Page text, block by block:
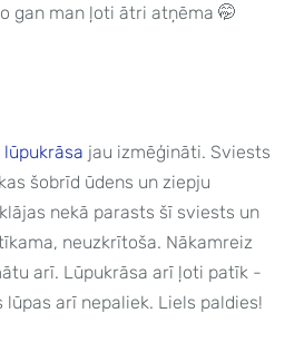
gan man ļoti ātri atņēma 🤭
lūpukrāsa jau izmēģināti. Sviests
šobrīd ūdens un ziepju
nekā parasts šī sviests un
neuzkrītoša. Nākamreiz
arī. Lūpukrāsa arī ļoti patīk -
arī nepaliek. Liels paldies!